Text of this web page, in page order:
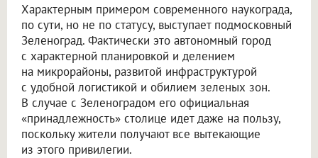
Характерным примером современного наукограда,
по сути, но не по статусу, выступает подмосковный
Зеленоград. Фактически это автономный город
с характерной планировкой и делением
на микрорайоны, развитой инфраструктурой
с удобной логистикой и обилием зеленых зон.
В случае с Зеленоградом его официальная
«принадлежность» столице идет даже на пользу,
поскольку жители получают все вытекающие
из этого привилегии.